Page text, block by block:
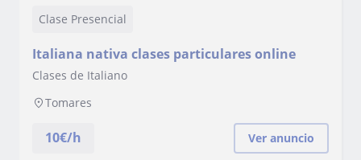
Clase Presencial
Italiana nativa clases particulares online
Clases de Italiano
Tomares
10€/h Ver anuncio